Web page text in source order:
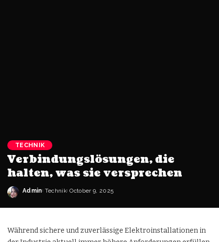
TECHNIK
Verbindungslösungen, die
halten, was sie versprechen
Admin Technik October 9, 2025
Während sichere und zuverlässige Elektroinstallationen in